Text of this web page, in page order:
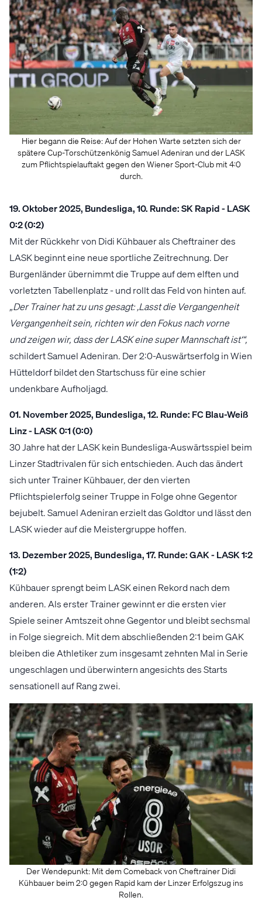
Hier begann die Reise: Auf der Hohen Warte setzten sich der
spätere Cup-Torschützenkönig Samuel Adeniran und der LASK
zum Pflichtspielauftakt gegen den Wiener Sport-Club mit 4:0
durch.
19. Oktober 2025, Bundesliga, 10. Runde: SK Rapid - LASK
0:2 (0:2)
Mit der Rückkehr von Didi Kühbauer als Cheftrainer des
LASK beginnt eine neue sportliche Zeitrechnung. Der
Burgenländer übernimmt die Truppe auf dem elften und
vorletzten Tabellenplatz - und rollt das Feld von hinten auf.
„Der Trainer hat zu uns gesagt: ‚Lasst die Vergangenheit
Vergangenheit sein, richten wir den Fokus nach vorne
und zeigen wir, dass der LASK eine super Mannschaft ist‘“,
schildert Samuel Adeniran. Der 2:0-Auswärtserfolg in Wien
Hütteldorf bildet den Startschuss für eine schier
undenkbare Aufholjagd.
01. November 2025, Bundesliga, 12. Runde: FC Blau-Weiß
Linz - LASK 0:1 (0:0)
30 Jahre hat der LASK kein Bundesliga-Auswärtsspiel beim
Linzer Stadtrivalen für sich entschieden. Auch das ändert
sich unter Trainer Kühbauer, der den vierten
Pflichtspielerfolg seiner Truppe in Folge ohne Gegentor
bejubelt. Samuel Adeniran erzielt das Goldtor und lässt den
LASK wieder auf die Meistergruppe hoffen.
13. Dezember 2025, Bundesliga, 17. Runde: GAK - LASK 1:2
(1:2)
Kühbauer sprengt beim LASK einen Rekord nach dem
anderen. Als erster Trainer gewinnt er die ersten vier
Spiele seiner Amtszeit ohne Gegentor und bleibt sechsmal
in Folge siegreich. Mit dem abschließenden 2:1 beim GAK
bleiben die Athletiker zum insgesamt zehnten Mal in Serie
ungeschlagen und überwintern angesichts des Starts
sensationell auf Rang zwei.
Der Wendepunkt: Mit dem Comeback von Cheftrainer Didi
Kühbauer beim 2:0 gegen Rapid kam der Linzer Erfolgszug ins
Rollen.